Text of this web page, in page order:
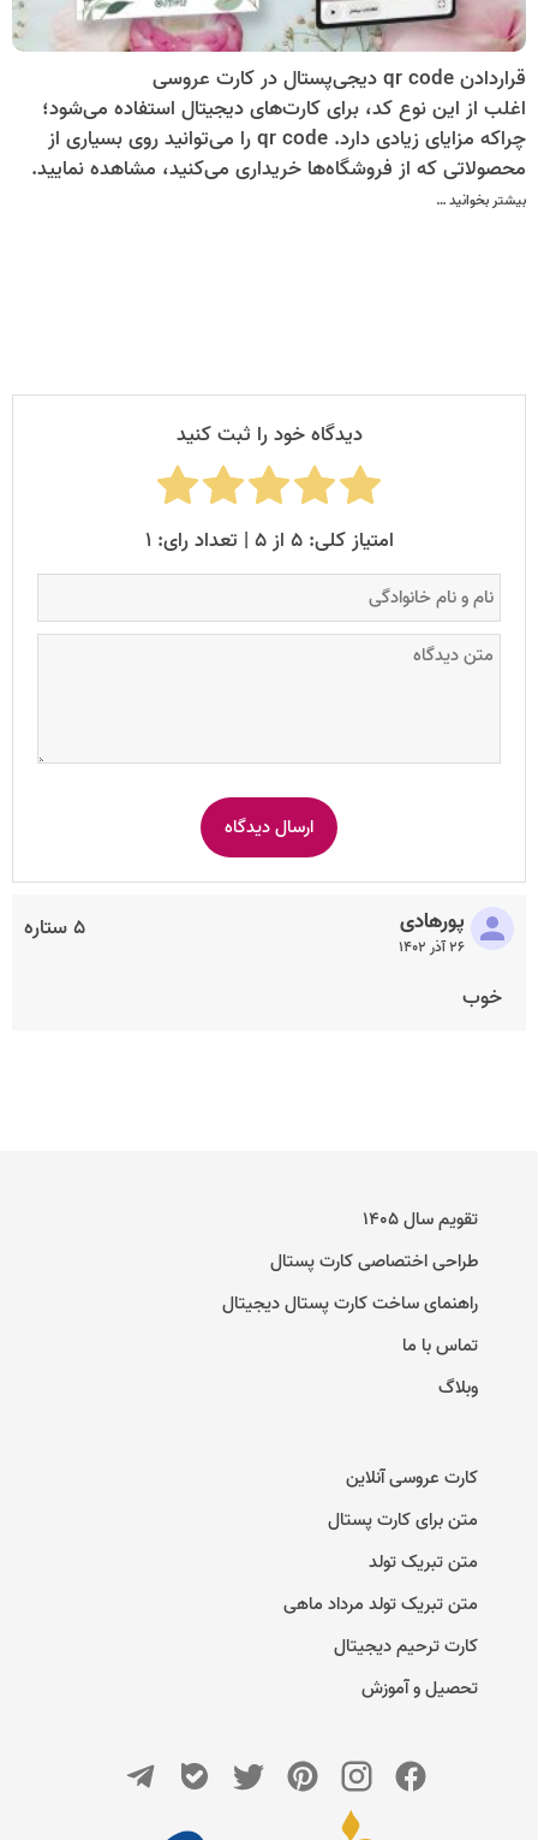
قراردادن qr code دیجی‌پستال در کارت عروسی
اغلب از این نوع کد، برای کارت‌های دیجیتال استفاده می‌شود؛
چراکه مزایای زیادی دارد. qr code را می‌توانید روی بسیاری از
محصولاتی که از فروشگاه‌ها خریداری می‌کنید، مشاهده نمایید.
اما کیوآرد کد دیجیتال را نمی‌توان چندان با آن قابل قیاس قرار
بیشتر بخوانید …
دیدگاه خود را ثبت کنید
امتیاز کلی: ۵ از ۵ | تعداد رای: ۱
۵ ستاره پورهادی
۲۶ آذر ۱۴۰۲
خوب
تقویم سال ۱۴۰۵
طراحی اختصاصی کارت پستال
راهنمای ساخت کارت پستال دیجیتال
تماس با ما
وبلاگ
کارت عروسی آنلاین
متن برای کارت پستال
متن تبریک تولد
متن تبریک تولد مرداد ماهی
کارت ترحیم دیجیتال
تحصیل و آموزش